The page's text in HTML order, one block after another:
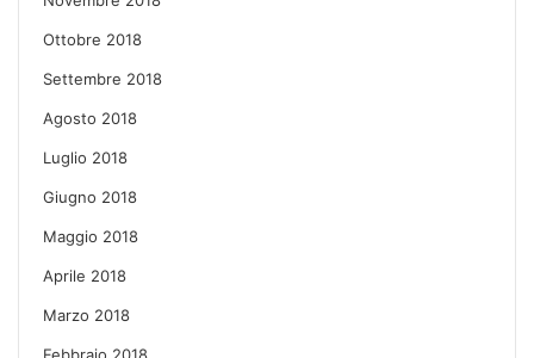
Ottobre 2018
Settembre 2018
Agosto 2018
Luglio 2018
Giugno 2018
Maggio 2018
Aprile 2018
Marzo 2018